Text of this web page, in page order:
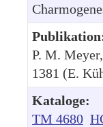
P. M.
1381 (E.
Kataloge:
TM 4680